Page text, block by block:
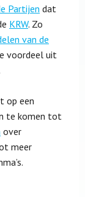
Partijen dat
KRW. Zo
van de
voordeel uit
op een
te komen tot
over
meer